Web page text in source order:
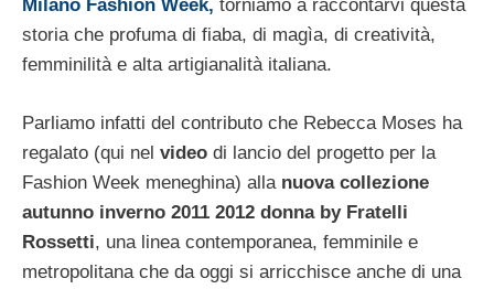
Milano Fashion Week, torniamo a raccontarvi questa
storia che profuma di fiaba, di magìa, di creatività,
femminilità e alta artigianalità italiana.
Parliamo infatti del contributo che Rebecca Moses ha
regalato (qui nel video di lancio del progetto per la
Fashion Week meneghina) alla nuova collezione
autunno inverno 2011 2012 donna by Fratelli
Rossetti, una linea contemporanea, femminile e
metropolitana che da oggi si arricchisce anche di una